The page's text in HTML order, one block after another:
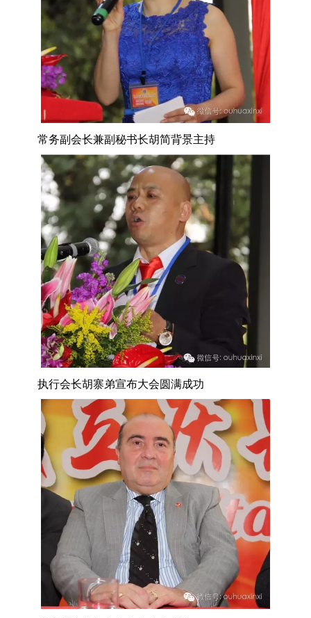
常务副会长兼副秘书长胡简背景主持
执行会长胡寨弟宣布大会圆满成功